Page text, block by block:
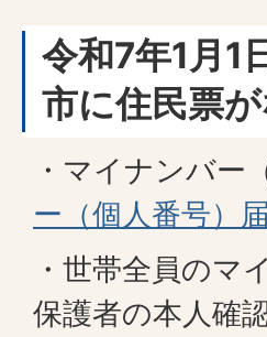
令和7年1月1
市に住民票
・マイナンバー
ー（個人番号）
・世帯全員のマ
保護者の本人確